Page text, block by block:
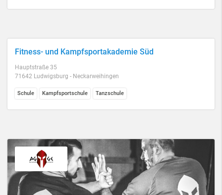
Fitness- und Kampfsportakademie Süd
Hauptstraße 35
71642 Ludwigsburg - Neckarweihingen
Schule Kampfsportschule Tanzschule